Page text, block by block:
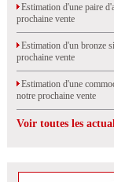
Estimation d'une paire
prochaine vente
Estimation d'un bronze
prochaine vente
Estimation d'une
notre prochaine vente
Voir toutes les